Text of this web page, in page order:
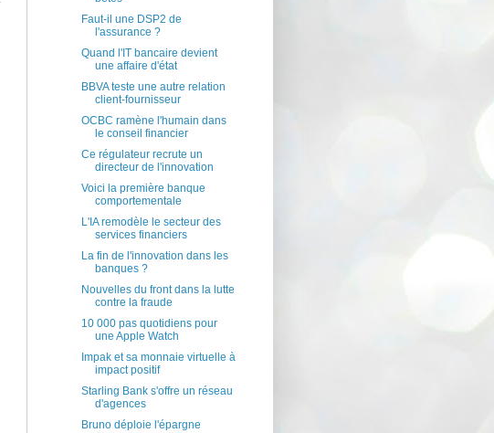
Faut-il une DSP2 de
l'assurance ?
Quand l'IT bancaire devient
une affaire d'état
BBVA teste une autre relation
client-fournisseur
OCBC ramène l'humain dans
le conseil financier
Ce régulateur recrute un
directeur de l'innovation
Voici la première banque
comportementale
L'IA remodèle le secteur des
services financiers
La fin de l'innovation dans les
banques ?
Nouvelles du front dans la lutte
contre la fraude
10 000 pas quotidiens pour
une Apple Watch
Impak et sa monnaie virtuelle à
impact positif
Starling Bank s'offre un réseau
d'agences
Bruno déploie l'épargne